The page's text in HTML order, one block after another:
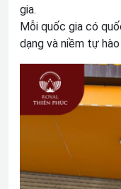
gia.
Mỗi quốc gia có
dạng và niềm tự